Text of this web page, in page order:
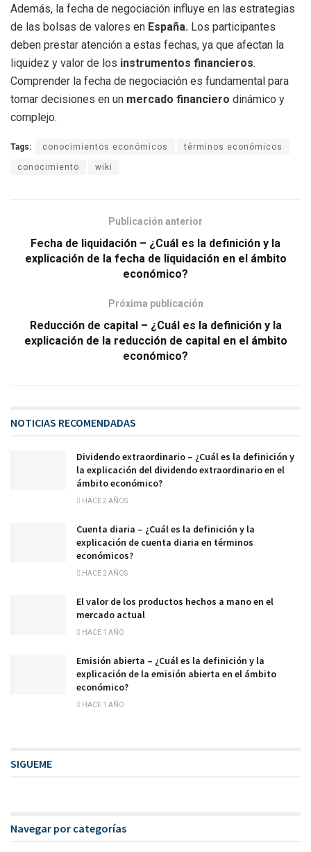
Además, la fecha de negociación influye en las estrategias
de las bolsas de valores en España. Los participantes
deben prestar atención a estas fechas, ya que afectan la
liquidez y valor de los instrumentos financieros.
Comprender la fecha de negociación es fundamental para
tomar decisiones en un mercado financiero dinámico y
complejo.
Tags: conocimientos económicos términos económicos
conocimiento wiki
Publicación anterior
Fecha de liquidación – ¿Cuál es la definición y la
explicación de la fecha de liquidación en el ámbito
económico?
Próxima publicación
Reducción de capital – ¿Cuál es la definición y la
explicación de la reducción de capital en el ámbito
económico?
NOTICIAS RECOMENDADAS
Dividendo extraordinario – ¿Cuál es la definición y
la explicación del dividendo extraordinario en el
ámbito económico?
HACE 2 AÑOS
Cuenta diaria – ¿Cuál es la definición y la
explicación de cuenta diaria en términos
económicos?
HACE 2 AÑOS
El valor de los productos hechos a mano en el
mercado actual
HACE 1 AÑO
Emisión abierta – ¿Cuál es la definición y la
explicación de la emisión abierta en el ámbito
económico?
HACE 1 AÑO
SIGUEME
Navegar por categorías